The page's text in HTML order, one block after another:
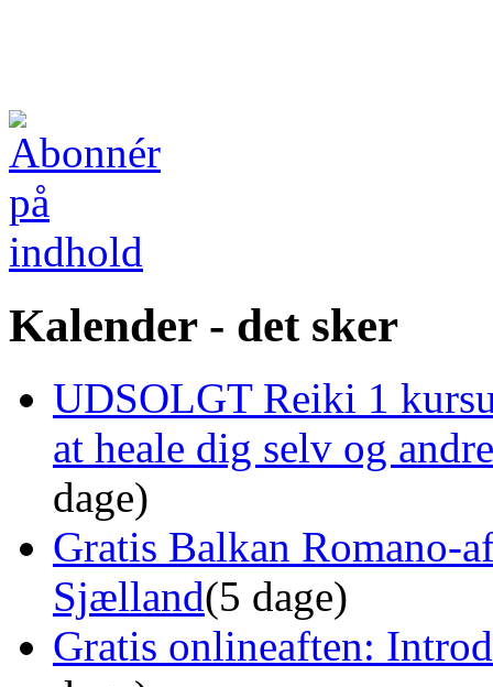
Kalender - det sker
UDSOLGT Reiki 1
at heale dig selv og
dage)
Gratis Balkan Romano-
Sjælland(5 dage)
Gratis onlineaften: